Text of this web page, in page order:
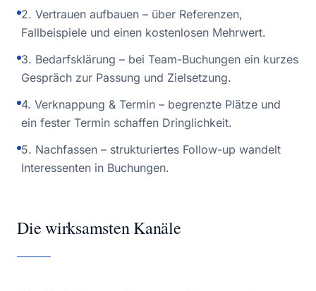
2. Vertrauen aufbauen – über Referenzen,
Fallbeispiele und einen kostenlosen Mehrwert.
3. Bedarfsklärung – bei Team-Buchungen ein kurzes
Gespräch zur Passung und Zielsetzung.
4. Verknappung & Termin – begrenzte Plätze und
ein fester Termin schaffen Dringlichkeit.
5. Nachfassen – strukturiertes Follow-up wandelt
Interessenten in Buchungen.
Die wirksamsten Kanäle